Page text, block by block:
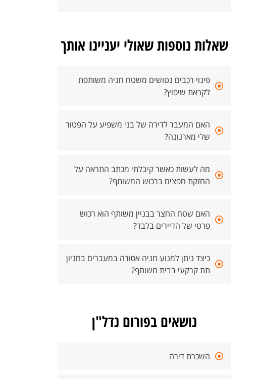
שאלות נוספות שאולי יעניינו אותך
פינוי רכבים נטושים משטח חניה משותפת
לקראת שיפוץ?
האם המעבר לדירה של בני משפיע על הפטור
שלי מארנונה?
מה לעשות כאשר קיבלתי מכתב התראה על
החזקת חפצים ברכוש המשותף?
האם שטח החצר בבניין משותף הוא רכוש
פרטי של הדיירים בלבד?
כיצד ניתן למנוע חניה אסורה במעברים בחניון
תת קרקעי בבית משותף?
נושאים בפורום נדל"ן
השכרת דירה